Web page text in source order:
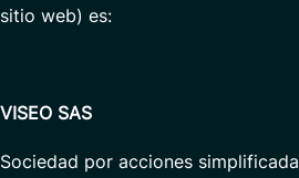
sitio web) es:
VISEO SAS
Sociedad por acciones simplificada